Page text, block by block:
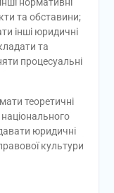
та обставини;
інші юридичні
та
процесуальні
теоретичні
юридичні
культури